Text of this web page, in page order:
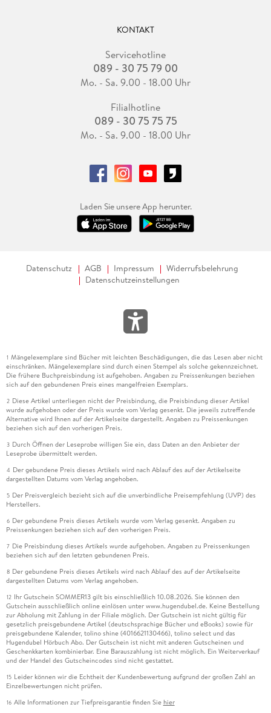
KONTAKT
Servicehotline
089 - 30 75 79 00
Mo. - Sa. 9.00 - 18.00 Uhr
Filialhotline
089 - 30 75 75 75
Mo. - Sa. 9.00 - 18.00 Uhr
Laden Sie unsere App herunter.
Datenschutz AGB Impressum
Widerrufsbelehrung
Datenschutzeinstellungen
1 Mängelexemplare sind Bücher mit leichten Beschädigungen, die das Lesen aber nicht
einschränken. Mängelexemplare sind durch einen Stempel als solche gekennzeichnet.
Die frühere Buchpreisbindung ist aufgehoben. Angaben zu Preissenkungen beziehen
sich auf den gebundenen Preis eines mangelfreien Exemplars.
2 Diese Artikel unterliegen nicht der Preisbindung, die Preisbindung dieser Artikel
wurde aufgehoben oder der Preis wurde vom Verlag gesenkt. Die jeweils zutreffende
Alternative wird Ihnen auf der Artikelseite dargestellt. Angaben zu Preissenkungen
beziehen sich auf den vorherigen Preis.
3 Durch Öffnen der Leseprobe willigen Sie ein, dass Daten an den Anbieter der
Leseprobe übermittelt werden.
4 Der gebundene Preis dieses Artikels wird nach Ablauf des auf der Artikelseite
dargestellten Datums vom Verlag angehoben.
5 Der Preisvergleich bezieht sich auf die unverbindliche Preisempfehlung (UVP) des
Herstellers.
6 Der gebundene Preis dieses Artikels wurde vom Verlag gesenkt. Angaben zu
Preissenkungen beziehen sich auf den vorherigen Preis.
7 Die Preisbindung dieses Artikels wurde aufgehoben. Angaben zu Preissenkungen
beziehen sich auf den letzten gebundenen Preis.
8 Der gebundene Preis dieses Artikels wird nach Ablauf des auf der Artikelseite
dargestellten Datums vom Verlag angehoben.
12 Ihr Gutschein SOMMER13 gilt bis einschließlich 10.08.2026. Sie können den
Gutschein ausschließlich online einlösen unter www.hugendubel.de. Keine Bestellung
zur Abholung mit Zahlung in der Filiale möglich. Der Gutschein ist nicht gültig für
gesetzlich preisgebundene Artikel (deutschsprachige Bücher und eBooks) sowie für
preisgebundene Kalender, tolino shine (4016621130466), tolino select und das
Hugendubel Hörbuch Abo. Der Gutschein ist nicht mit anderen Gutscheinen und
Geschenkkarten kombinierbar. Eine Barauszahlung ist nicht möglich. Ein Weiterverkauf
und der Handel des Gutscheincodes sind nicht gestattet.
15 Leider können wir die Echtheit der Kundenbewertung aufgrund der großen Zahl an
Einzelbewertungen nicht prüfen.
16 Alle Informationen zur Tiefpreisgarantie finden Sie hier